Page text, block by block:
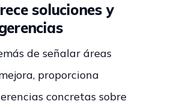
soluciones y
de señalar áreas
proporciona
concretas sobre